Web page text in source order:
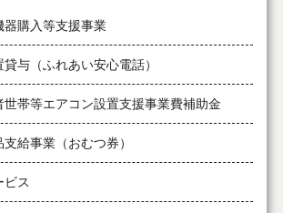
器購入等支援事業
与（ふれあい安心電話）
世帯等エアコン設置支援事業費補助金
給事業（おむつ券）
ビス